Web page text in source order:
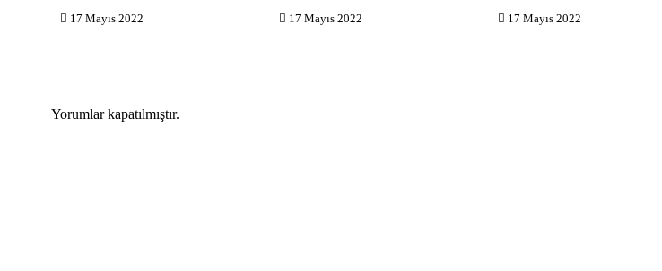
17 Mayıs 2022
17 Mayıs 2022
17 Mayıs 2022
Yorumlar kapatılmıştır.